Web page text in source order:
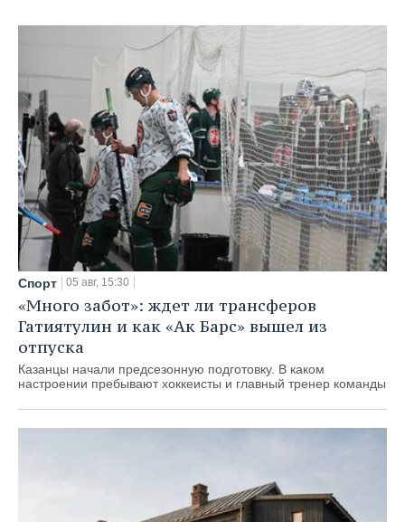
Спорт 05 авг, 15:30
«Много забот»: ждет ли трансферов
Гатиятулин и как «Ак Барс» вышел из
отпуска
Казанцы начали предсезонную подготовку. В каком
настроении пребывают хоккеисты и главный тренер команды